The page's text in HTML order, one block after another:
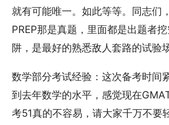
就有可能唯一。如此等等。同志们
PREP那是真题，里面都是出题者
阱，是最好的熟悉敌人套路的试验场
数学部分考试经验：这次备考时间
到去年数学的水平，感觉现在
考51真的不容易，请大家千万不要